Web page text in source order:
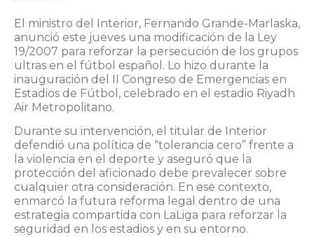
El ministro del Interior, Fernando Grande-Marlaska,
anunció este jueves una modificación de la Ley
19/2007 para reforzar la persecución de los grupos
ultras en el fútbol español. Lo hizo durante la
inauguración del II Congreso de Emergencias en
Estadios de Fútbol, celebrado en el estadio Riyadh
Air Metropolitano.
Durante su intervención, el titular de Interior
defendió una política de “tolerancia cero” frente a
la violencia en el deporte y aseguró que la
protección del aficionado debe prevalecer sobre
cualquier otra consideración. En ese contexto,
enmarcó la futura reforma legal dentro de una
estrategia compartida con LaLiga para reforzar la
seguridad en los estadios y en su entorno.